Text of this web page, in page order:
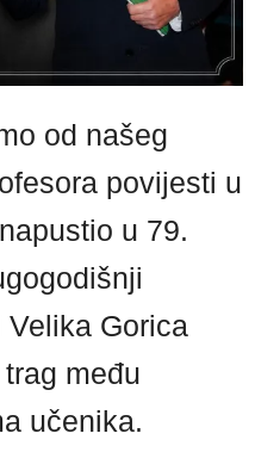
od našeg
povijesti u
u 79.
Gorica
među
učenika.